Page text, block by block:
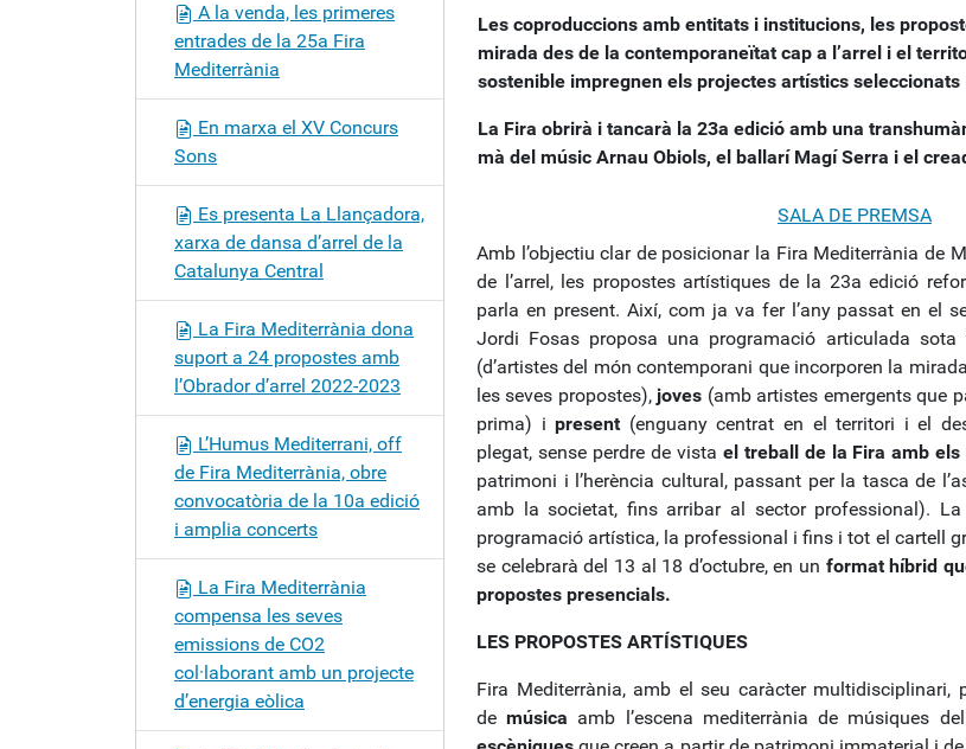
Les coproduccions amb entitats i institucions, les
mirada des de la contemporaneïtat cap a l’arrel i el
sostenible impregnen els projectes artístics seleccionats
La Fira obrirà i tancarà la 23a edició amb una
mà del músic Arnau Obiols, el ballarí Magí Serra i el
SALA DE PREMSA
Amb l’objectiu clar de posicionar la Fira Mediterrània de
de l’arrel, les propostes artístiques de la 23a edició
parla en present. Així, com ja va fer l’any passat en el
Jordi Fosas proposa una programació articulada sota
(d’artistes del món contemporani que incorporen la
les seves propostes), joves (amb artistes emergents que
prima) ipresent (enguany centrat en el territori i el
plegat, sense perdre de vista el treball de la Fira amb els
patrimoni i l’herència cultural, passant per la tasca de
amb la societat, fins arribar al sector professional).
programació artística, la professional i fins i tot el cartell
se celebrarà del 13 al 18 d’octubre, en un format híbrid
propostes presencials.
LES PROPOSTES ARTÍSTIQUES
Fira Mediterrània, amb el seu caràcter multidisciplinari,
demúsica amb l’escena mediterrània de músiques
A la venda, les primeres
entrades de la 25a Fira
Mediterrània
En marxa el XV Concurs
Sons
Es presenta La Llançadora,
xarxa de dansa d’arrel de la
Catalunya Central
La Fira Mediterrània dona
suport a 24 propostes amb
l’Obrador d’arrel 2022-2023
L’Humus Mediterrani, off
de Fira Mediterrània, obre
convocatòria de la 10a edició
i amplia concerts
La Fira Mediterrània
compensa les seves
emissions de CO2
col·laborant amb un projecte
d’energia eòlica